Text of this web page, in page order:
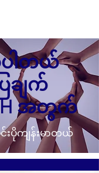
ါတယ်
ြချက်
အတွက်
းပိုကျန်းမာတယ်